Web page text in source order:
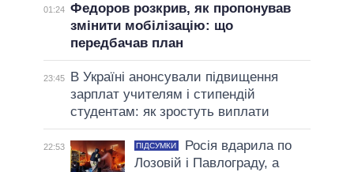
01:24 Федоров розкрив, як пропонував
змінити мобілізацію: що
передбачав план
23:45
В Україні анонсували підвищення
зарплат учителям і стипендій
студентам: як зростуть виплати
22:53 ПІДСУМКИ
Росія вдарила по
Лозовій і Павлограду, а